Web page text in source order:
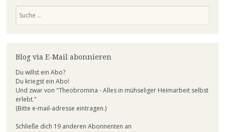
Blog via E-Mail abonnieren
Du willst ein Abo?
Du kriegst ein Abo!
Und zwar von "Theobromina - Alles in mühseliger Heimarbeit selbst
erlebt."
(Bitte e-mail-adresse eintragen.)
Schließe dich 19 anderen Abonnenten an